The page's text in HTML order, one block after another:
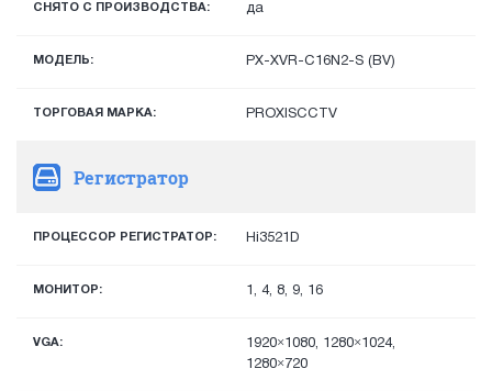
СНЯТО С ПРОИЗВОДСТВА: да
МОДЕЛЬ: PX-XVR-C16N2-S (BV)
ТОРГОВАЯ МАРКА: PROXISCCTV
Регистратор
ПРОЦЕССОР РЕГИСТРАТОР: Hi3521D
МОНИТОР: 1, 4, 8, 9, 16
VGA:
1920×1080, 1280×1024,
1280×720